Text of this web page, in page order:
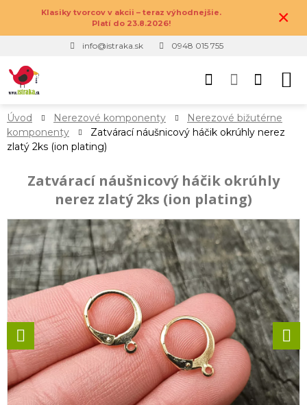
Klasiky tvorcov v akcii – teraz výhodnejšie.
Platí do 23.8.2026!
×
info@istraka.sk 0948 015 755
Úvod Nerezové komponenty
Nerezové bižutérne
komponenty
Zatvárací náušnicový háčik okrúhly nerez
zlatý 2ks (ion plating)
Zatvárací náušnicový háčik okrúhly
nerez zlatý 2ks (ion plating)